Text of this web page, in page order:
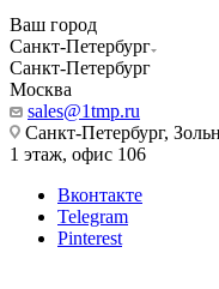
Ваш город
Санкт-Петербург
Санкт-Петербург
Москва
sales@1tmp.ru
Санкт-Петербург,
1 этаж, офис 106
Вконтакте
Telegram
Pinterest